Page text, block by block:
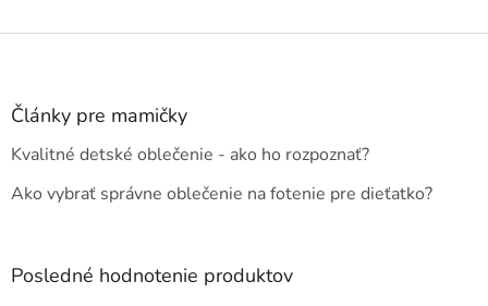
Z
Články pre mamičky
Kvalitné detské oblečenie - ako ho rozpoznať?
Ako vybrať správne oblečenie na fotenie pre dieťatko?
Posledné hodnotenie produktov